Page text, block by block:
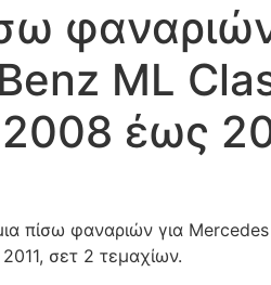
ML
έως
πίσω φαναριών για
σετ 2 τεμαχίων.